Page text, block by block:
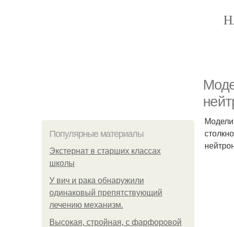
Популярные материалы
Экстернат в старших классах
школы
У вич и рака обнаружили
одинаковый препятствующий
лечению механизм.
Высокая, стройная, с фарфоровой